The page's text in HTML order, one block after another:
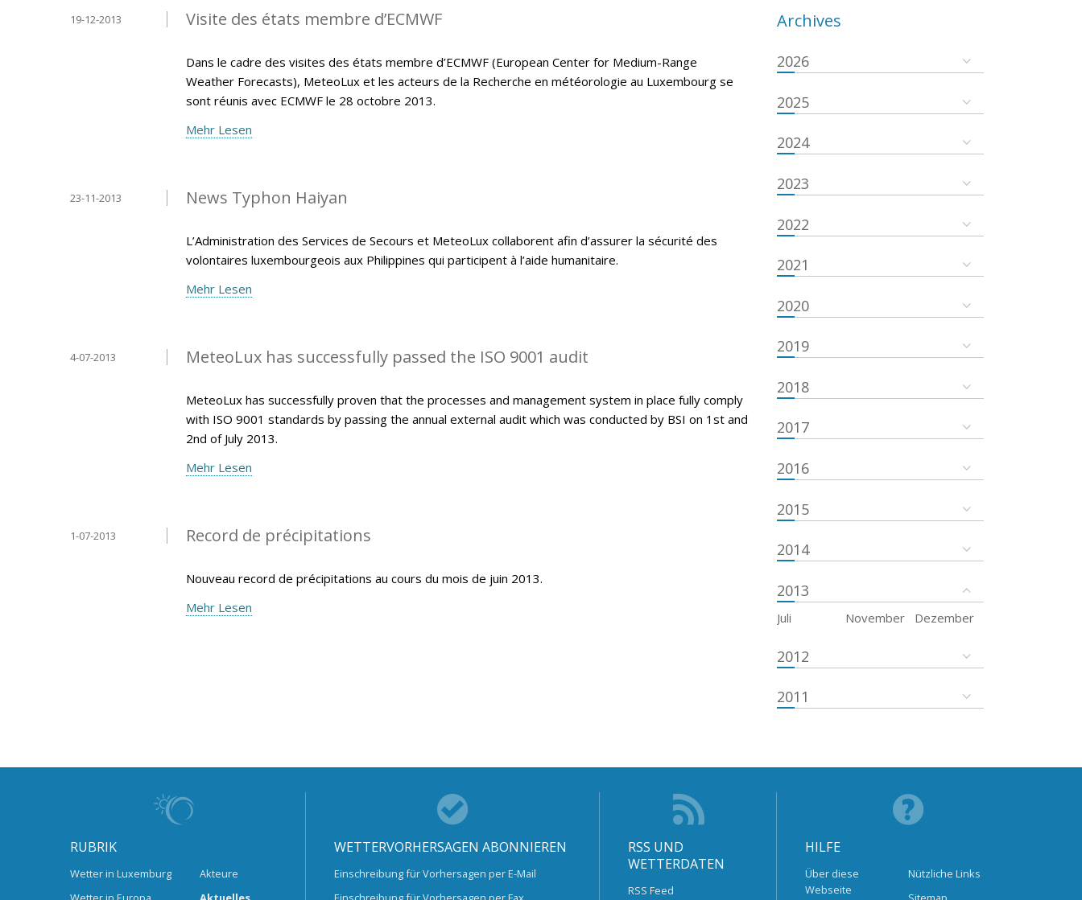
Visite des états membre d’ECMWF
19-12-2013
Dans le cadre des visites des états membre d’ECMWF (European Center for Medium-Range
Weather Forecasts), MeteoLux et les acteurs de la Recherche en météorologie au Luxembourg se
sont réunis avec ECMWF le 28 octobre 2013.
Mehr Lesen
News Typhon Haiyan
23-11-2013
L’Administration des Services de Secours et MeteoLux collaborent afin d’assurer la sécurité des
volontaires luxembourgeois aux Philippines qui participent à l’aide humanitaire.
Mehr Lesen
MeteoLux has successfully passed the ISO 9001 audit
4-07-2013
MeteoLux has successfully proven that the processes and management system in place fully comply
with ISO 9001 standards by passing the annual external audit which was conducted by BSI on 1st and
2nd of July 2013.
Mehr Lesen
Record de précipitations
1-07-2013
Nouveau record de précipitations au cours du mois de juin 2013.
Mehr Lesen
Archives
2026
2025
2024
2023
2022
2021
2020
2019
2018
2017
2016
2015
2014
2013
Juli November Dezember
2012
2011
RUBRIK
Wetter in Luxemburg
Akteure
WETTERVORHERSAGEN ABONNIEREN
Einschreibung für Vorhersagen per E-Mail
RSS UND
WETTERDATEN
RSS Feed
HILFE
Über diese
Webseite
Nützliche Links